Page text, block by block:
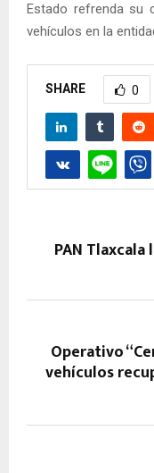
Estado refrenda su
vehículos en la
SHARE 0
PAN
Operativo
vehículos